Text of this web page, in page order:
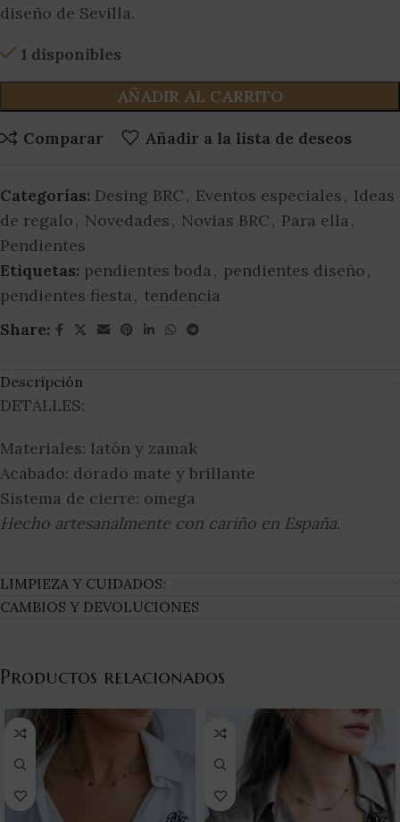
diseño de Sevilla.
1 disponibles
AÑADIR AL CARRITO
Comparar Añadir a la lista de deseos
Categorías: Desing BRC, Eventos especiales, Ideas
de regalo, Novedades, Novias BRC, Para ella,
Pendientes
Etiquetas: pendientes boda, pendientes diseño,
pendientes fiesta, tendencia
Share:
Descripción
DETALLES:
Materiales: latón y zamak
Acabado: dorado mate y brillante
Sistema de cierre: omega
Hecho artesanalmente con cariño en España.
LIMPIEZA Y CUIDADOS:
CAMBIOS Y DEVOLUCIONES
Productos relacionados